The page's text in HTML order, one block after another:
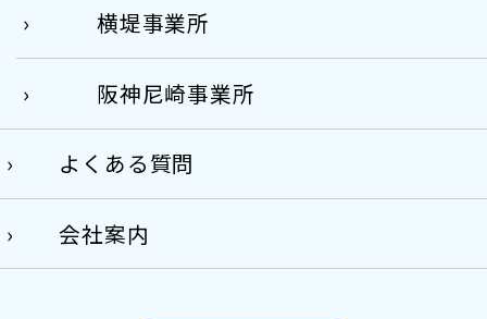
横堤事業所
阪神尼崎事業所
よくある質問
会社案内